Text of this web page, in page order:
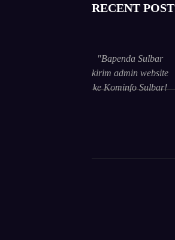
RECENT POST
"Bapenda Sulbar
kirim admin website
ke Kominfo Sulbar!